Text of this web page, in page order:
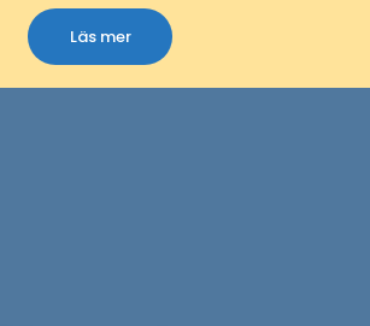
Läs mer